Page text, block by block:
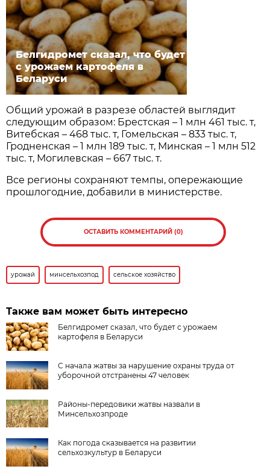
Белгидромет сказал, что будет
с урожаем картофеля в
Беларуси
Общий урожай в разрезе областей выглядит
следующим образом: Брестская – 1 млн 461 тыс. т,
Витебская – 468 тыс. т, Гомельская – 833 тыс. т,
Гродненская – 1 млн 189 тыс. т, Минская – 1 млн 512
тыс. т, Могилевская – 667 тыс. т.
Все регионы сохраняют темпы, опережающие
прошлогодние, добавили в министерстве.
ОСТАВИТЬ КОММЕНТАРИЙ (0)
урожай минсельхозпод сельское хозяйство
Также вам может быть интересно
Белгидромет сказал, что будет с урожаем
картофеля в Беларуси
С начала жатвы за нарушение охраны труда от
уборочной отстранены 47 человек
Районы-передовики жатвы назвали в
Минсельхозпроде
Как погода сказывается на развитии
сельхозкультур в Беларуси